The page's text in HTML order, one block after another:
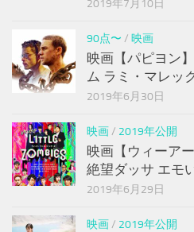
2019年7月10日
90点〜 / 映画
映画【パピヨン
ム ラミ・マレッ
2019年6月30日
映画/ 2019年公開
映画【ウィーア
絶望ダッサ エモ
2019年6月29日
映画/ 2019年公開